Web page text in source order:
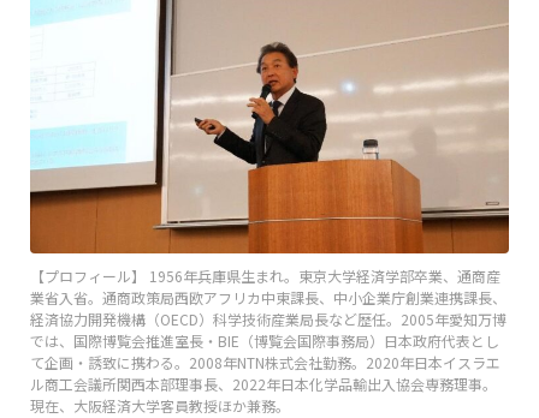
【プロフィール】 1956年兵庫県生まれ。東京大学経済学部卒業、通商産
業省入省。通商政策局西欧アフリカ中東課長、中小企業庁創業連携課長、
経済協力開発機構（OECD）科学技術産業局長など歴任。2005年愛知万博
では、国際博覧会推進室長・BIE（博覧会国際事務局）日本政府代表とし
て企画・誘致に携わる。2008年NTN株式会社勤務。2020年日本イスラエ
ル商工会議所関西本部理事長、2022年日本化学品輸出入協会専務理事。
現在、大阪経済大学客員教授ほか兼務。